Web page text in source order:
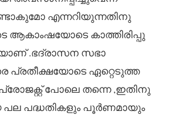
എന്നറിയുന്നതിനു
ആകാംഷയോടെ കാത്തിരിപ്പു
.ഭദ്രാസന സഭാ
പ്രതീക്ഷയോടെ ഏറ്റെടുത്ത
പോലെ തന്നെ ,ഇതിനു
പദ്ധതികളും പൂര്‍ണമായും